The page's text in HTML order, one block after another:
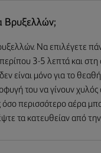
Βρυξελλών;
Να επιλέγετε
3-5 λεπτά και
μόνο για το
του να γίνουν
περισσότερο αέρα
τα κατευθείαν από